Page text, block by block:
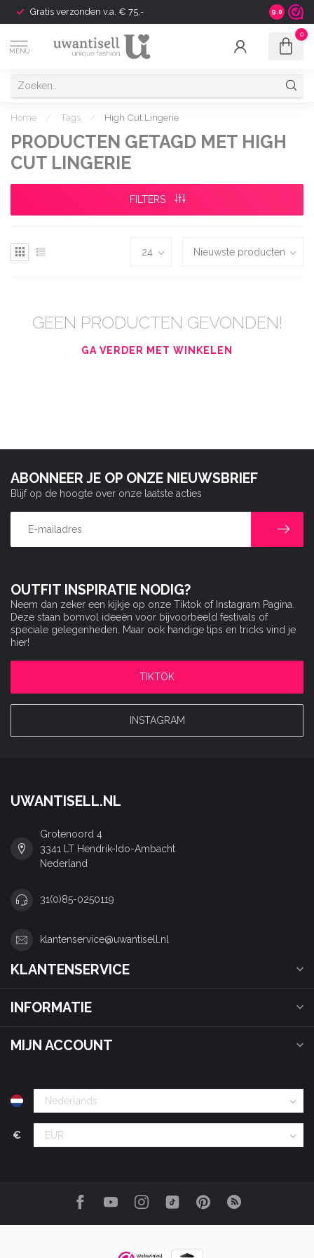
Gratis verzonden v.a. € 75,- Shipping
9.0
MENU
0
Home / Tags / High Cut Lingerie
PRODUCTEN GETAGD MET HIGH
CUT LINGERIE
FILTERS
GEEN PRODUCTEN GEVONDEN!
GA VERDER MET WINKELEN
OUTFIT INSPIRATIE NODIG?
Neem dan zeker een kijkje op onze Tiktok of Instagram Pagina.
Deze staan bomvol ideeën voor bijvoorbeeld festivals of
speciale gelegenheden. Maar ook handige tips en tricks vind je
hier!
TIKTOK
INSTAGRAM
ABONNEER JE OP ONZE NIEUWSBRIEF
Blijf op de hoogte over onze laatste acties
UWANTISELL.NL
Grotenoord 4
3341 LT Hendrik-Ido-Ambacht
Nederland
31(0)85-0250119
klantenservice@uwantisell.nl
KLANTENSERVICE
INFORMATIE
MIJN ACCOUNT
€